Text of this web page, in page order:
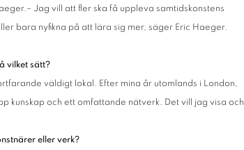
Jag vill att fler ska få uppleva samtidskonstens
bara nyfikna på att lära sig mer, säger Eric Haeger.
vilket sätt?
väldigt lokal. Efter mina år utomlands i London,
kunskap och ett omfattande nätverk. Det vill jag visa och
eller verk?